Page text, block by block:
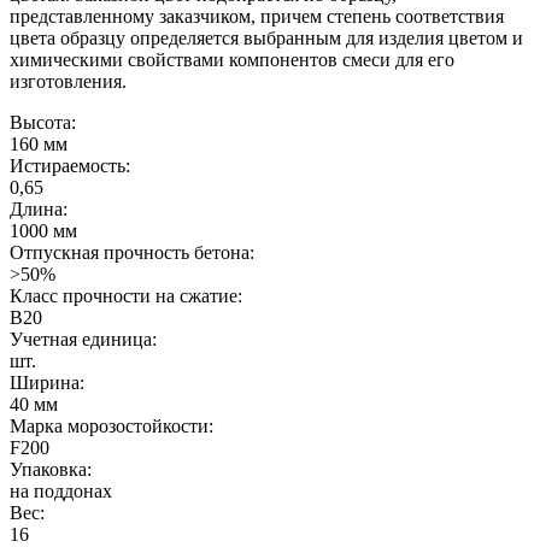
представленному заказчиком, причем степень соответствия
цвета образцу определяется выбранным для изделия цветом и
химическими свойствами компонентов смеси для его
изготовления.
Высота:
160 мм
Истираемость:
0,65
Длина:
1000 мм
Отпускная прочность бетона:
>50%
Класс прочности на сжатие:
B20
Учетная единица:
шт.
Ширина:
40 мм
Марка морозостойкости:
F200
Упаковка:
на поддонах
Вес:
16